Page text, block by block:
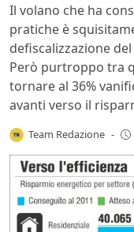
Il volano che ha
pratiche è
defiscalizzazione
Però purtroppo tra
tornare al 36%
avanti verso il
Team Redazione -